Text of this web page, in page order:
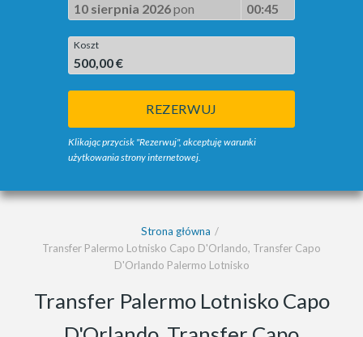
10 sierpnia 2026pon 00:45
Koszt
500,00 €
REZERWUJ
Klikając przycisk "Rezerwuj", akceptuję warunki
użytkowania strony internetowej.
Strona główna
Transfer Palermo Lotnisko Capo D'Orlando, Transfer Capo
D'Orlando Palermo Lotnisko
Transfer Palermo Lotnisko Capo